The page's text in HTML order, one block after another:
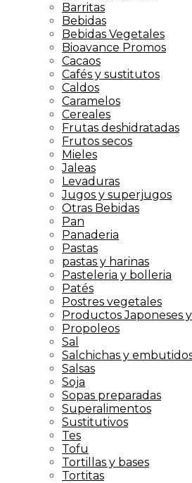
Barritas
Bebidas
Bebidas Vegetales
Bioavance Promos
Cacaos
Cafés y sustitutos
Caldos
Caramelos
Cereales
Frutas deshidratadas
Frutos secos
Mieles
Jaleas
Levaduras
Jugos y superjugos
Otras Bebidas
Pan
Panaderia
Pastas
pastas y harinas
Pasteleria y bolleria
Patés
Postres vegetales
Productos Japoneses
Propoleos
Sal
Salchichas y
Salsas
Soja
Sopas preparadas
Superalimentos
Sustitutivos
Tes
Tofu
Tortillas y bases
Tortitas